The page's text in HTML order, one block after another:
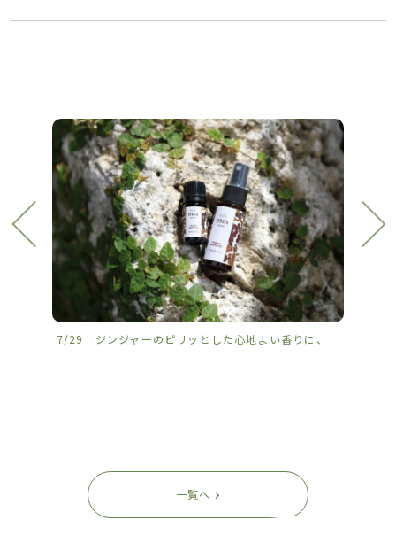
7/29 ジンジャーのピリッとした心地よい香りに、
一覧へ